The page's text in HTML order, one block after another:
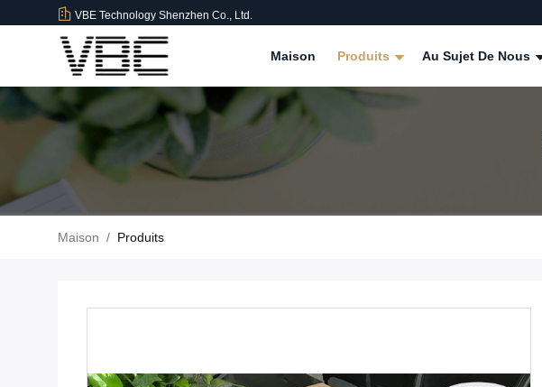
VBE Technology Shenzhen Co., Ltd.
Maison Produits Au Sujet De Nous
Maison / Produits